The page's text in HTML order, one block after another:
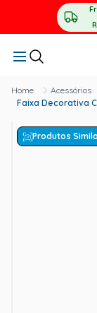
Acessórios
Faixa Decorativa
Produtos